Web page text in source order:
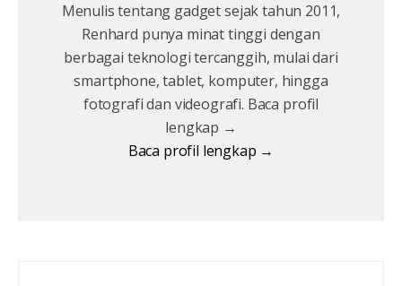
Menulis tentang gadget sejak tahun 2011,
Renhard punya minat tinggi dengan
berbagai teknologi tercanggih, mulai dari
smartphone, tablet, komputer, hingga
fotografi dan videografi. Baca profil
lengkap →
Baca profil lengkap →